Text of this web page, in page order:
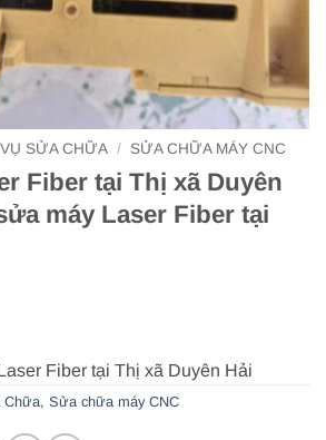
SỬA CHỮA / SỬA CHỮA MÁY CNC
Fiber tại Thị xã Duyên
máy Laser Fiber tại
Chữa, Sửa chữa máy CNC